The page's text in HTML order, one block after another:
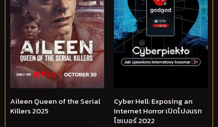
Aileen Queen of the Serial
Killers 2025
Cyber Hell: Exposing an
Internet Horror เปิดโปงนรก
ไซเบอร์ 2022